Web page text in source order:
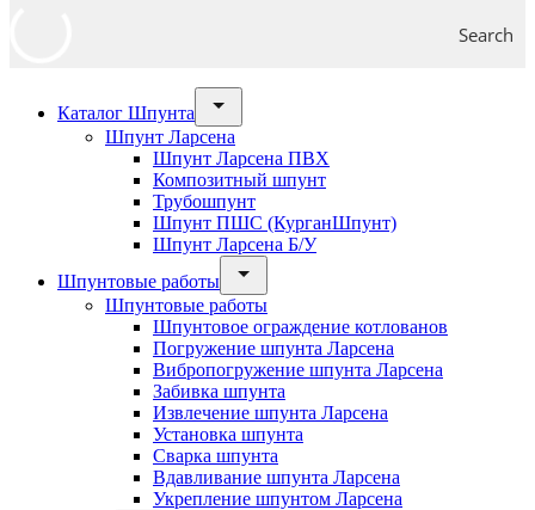
Search
Каталог Шпунта
Шпунт Ларсена
Шпунт Ларсена ПВХ
Композитный шпунт
Трубошпунт
Шпунт ПШС (КурганШпунт)
Шпунт Ларсена Б/У
Шпунтовые работы
Шпунтовые работы
Шпунтовое ограждение котлованов
Погружение шпунта Ларсена
Вибропогружение шпунта Ларсена
Забивка шпунта
Извлечение шпунта Ларсена
Установка шпунта
Сварка шпунта
Вдавливание шпунта Ларсена
Укрепление шпунтом Ларсена